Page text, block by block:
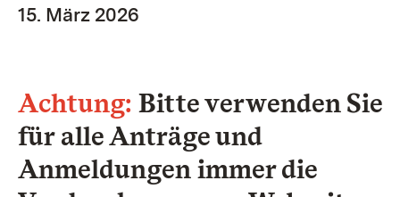
15. März 2026
Achtung: Bitte verwenden Sie
für alle Anträge und
Anmeldungen immer die